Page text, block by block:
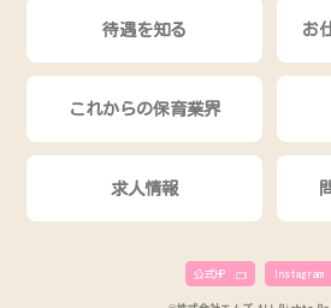
待遇を知る お
これからの保育業界
求人情報
公式HP Instagram